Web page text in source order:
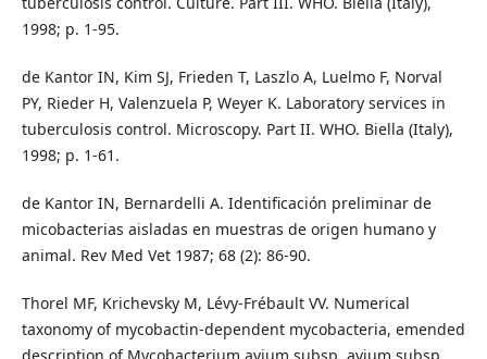
1998; p. 1-95.
de Kantor IN, Kim SJ, Frieden T, Laszlo A, Luelmo F, Norval
PY, Rieder H, Valenzuela P, Weyer K. Laboratory services in
tuberculosis control. Microscopy. Part II. WHO. Biella (Italy),
1998; p. 1-61.
de Kantor IN, Bernardelli A. Identificación preliminar de
micobacterias aisladas en muestras de origen humano y
animal. Rev Med Vet 1987; 68 (2): 86-90.
Thorel MF, Krichevsky M, Lévy-Frébault VV. Numerical
taxonomy of mycobactin-dependent mycobacteria, emended